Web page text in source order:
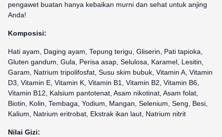
pengawet buatan hanya kebaikan murni dan sehat untuk anjing
Anda!
Komposisi:
Hati ayam, Daging ayam, Tepung terigu, Gliserin, Pati tapioka,
Gluten gandum, Gula, Perisa asap, Selulosa, Karamel, Lesitin,
Garam, Natrium tripolifosfat, Susu skim bubuk, Vitamin A, Vitamin
D3, Vitamin E, Vitamin K, Vitamin B1, Vitamin B2, Vitamin B6,
Vitamin B12, Kalsium pantotenat, Asam nikotinat, Asam folat,
Biotin, Kolin, Tembaga, Yodium, Mangan, Selenium, Seng, Besi,
Kalium, Natrium eritrobat, Ekstrak ikan laut, Natrium nitrit
Nilai Gizi: